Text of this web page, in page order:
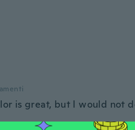
is great, but I would not